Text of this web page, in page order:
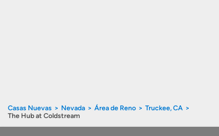
Casas Nuevas Nevada Área de Reno
Truckee, CA
The Hub at Coldstream